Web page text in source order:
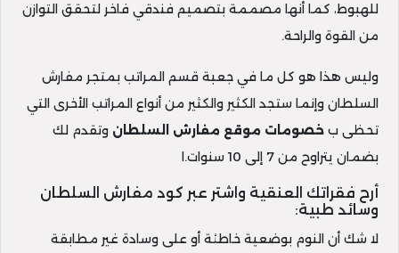
للهبوط، كما أنها مصممة بتصميم فندقي فاخر لتحقق التوازن
من القوة والراحة.
وليس هذا هو كل ما في جعبة قسم المراتب بمتجر مفارش
السلطان وإنما ستجد الكثير والكثير من أنواع المراتب الأخرى التي
تحظى ب خصومات موقع مفارش السلطان وتقدم لك
بضمان يتراوح من 7 إلى 10 سنوات.ا
أرح فقراتك العنقية واشتر عبر كود مفارش السلطان
وسائد طبية:
لا شك أن النوم بوضعية خاطئة أو على وسادة غير مطابقة